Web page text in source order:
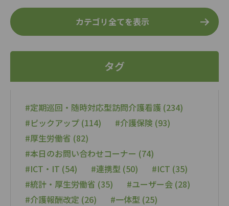
カテゴリ全てを表示
タグ
#定期巡回・随時対応型訪問介護看護 (234)
#ピックアップ (114)
#介護保険 (93)
#厚生労働省 (82)
#本日のお問い合わせコーナー (74)
#ICT・IT (54)
#連携型 (50)
#ICT (35)
#統計・厚生労働省 (35)
#ユーザー会 (28)
#介護報酬改定 (26)
#一体型 (25)